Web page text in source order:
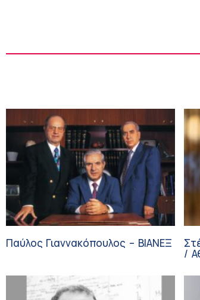
Παύλος Γιαννακόπουλος – ΒΙΑΝΕΞ
/